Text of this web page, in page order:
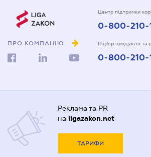
ПРО КОМПАНІЮ
Центр підтримки
0-800-210-
Підбір продуктів та
0-800-210-
Реклама та PR
на ligazakon.net
ТАРИФИ